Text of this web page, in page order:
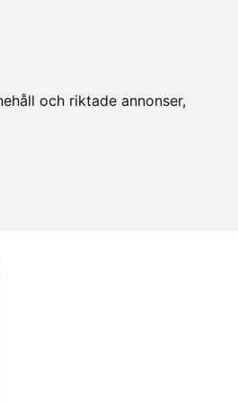
och riktade annonser,